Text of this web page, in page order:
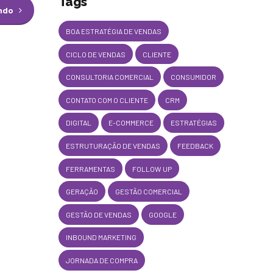
BOA ESTRATÉGIA DE VENDAS
CICLO DE VENDAS CLIENTE
CONSULTORIA COMERCIAL CONSUMIDOR
CONTATO COM O CLIENTE CRM
DIGITAL E-COMMERCE ESTRATÉGIAS
ESTRUTURAÇÃO DE VENDAS FEEDBACK
FERRAMENTAS FOLLOW UP
GERAÇÃO GESTÃO COMERCIAL
GESTÃO DE VENDAS GOOGLE
INBOUND MARKETING
JORNADA DE COMPRA